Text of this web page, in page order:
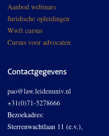
Aanbod webinars
Juridische opleidingen
Wwft cursus
Cursus voor advocaten
Contactgegevens
pao@law.leidenuniv.nl
+31(0)71-5278666
Bezoekadres:
Sterrenwachtlaan 11 (e.v.),